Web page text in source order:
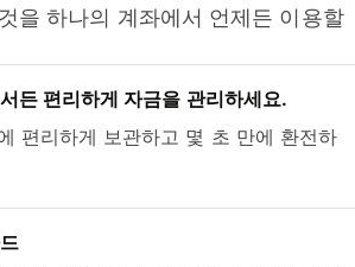
을 하나의 계좌에서 언제든 이용할
든 편리하게 자금을 관리하세요.
편리하게 보관하고 몇 초 만에 환전하